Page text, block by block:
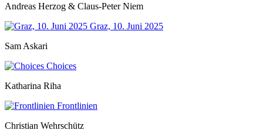
Andreas Herzog & Claus-Peter Niem
Graz, 10. Juni 2025
Sam Askari
Choices
Katharina Riha
Frontlinien
Christian Wehrschütz